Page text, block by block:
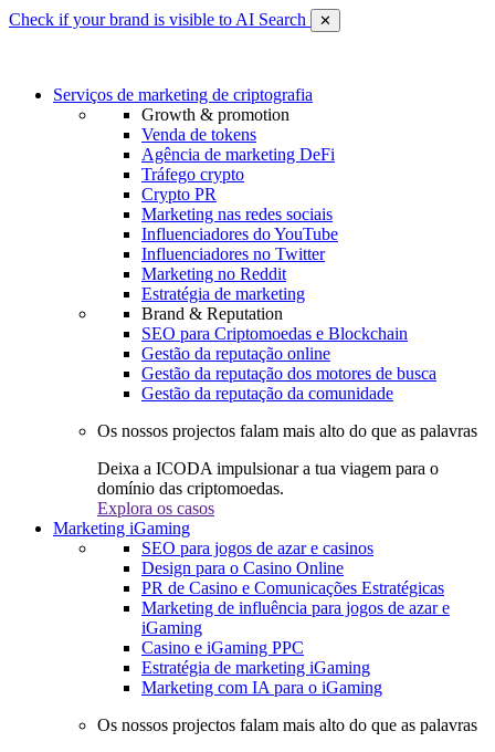
Check if your brand is visible to AI Search ✕
Serviços de marketing de criptografia
Growth & promotion
Venda de tokens
Agência de marketing DeFi
Tráfego crypto
Crypto PR
Marketing nas redes sociais
Influenciadores do YouTube
Influenciadores no Twitter
Marketing no Reddit
Estratégia de marketing
Brand & Reputation
SEO para Criptomoedas e Blockchain
Gestão da reputação online
Gestão da reputação dos motores de busca
Gestão da reputação da comunidade
Os nossos projectos falam mais alto do que as palavras
Deixa a ICODA impulsionar a tua viagem para o
domínio das criptomoedas.
Explora os casos
Marketing iGaming
SEO para jogos de azar e casinos
Design para o Casino Online
PR de Casino e Comunicações Estratégicas
Marketing de influência para jogos de azar e
iGaming
Casino e iGaming PPC
Estratégia de marketing iGaming
Marketing com IA para o iGaming
Os nossos projectos falam mais alto do que as palavras